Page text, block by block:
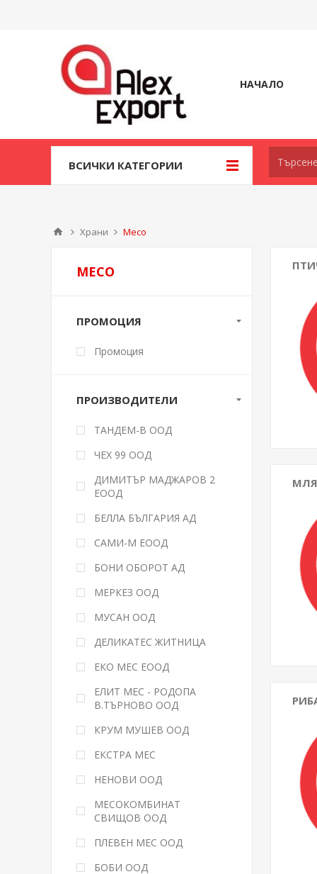
НАЧАЛО
ВСИЧКИ КАТЕГОРИИ
Храни Месо
МЕСО
ПРОМОЦИЯ
Промоция
ПРОИЗВОДИТЕЛИ
ТАНДЕМ-В ООД
ЧЕХ 99 ООД
ДИМИТЪР МАДЖАРОВ 2
ЕООД
БЕЛЛА БЪЛГАРИЯ АД
САМИ-М ЕООД
БОНИ ОБОРОТ АД
МЕРКЕЗ ООД
МУСАН ООД
ДЕЛИКАТЕС ЖИТНИЦА
ЕКО МЕС ЕООД
ЕЛИТ МЕС - РОДОПА
В.ТЪРНОВО ООД
КРУМ МУШЕВ ООД
ЕКСТРА МЕС
НЕНОВИ ООД
МЕСОКОМБИНАТ
СВИЩОВ ООД
ПЛЕВЕН МЕС ООД
БОБИ ООД